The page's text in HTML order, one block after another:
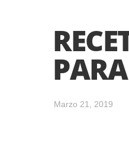
Marzo 21, 2019